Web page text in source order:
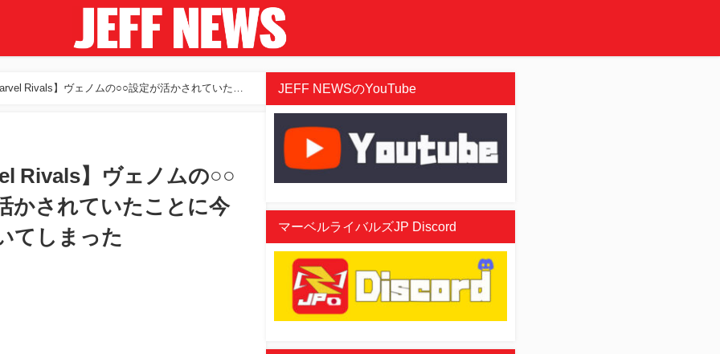
Rivals】ヴェノムの○○設定が活かされていたこ
Rivals】ヴェノムの○○
かされていたことに今
てしまった
JEFF NEWSのYouTube
マーベルライバルズJP Discord